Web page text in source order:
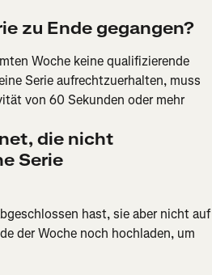
zu Ende gegangen?
Woche keine qualifizierende
Serie aufrechtzuerhalten, muss
von 60 Sekunden oder mehr
die nicht
Serie
hast, sie aber nicht auf
der Woche noch hochladen, um